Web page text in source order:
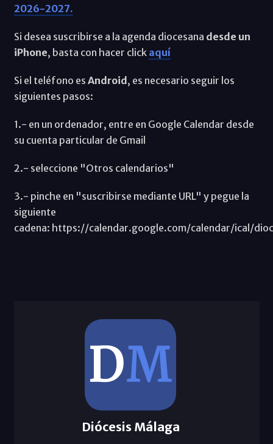
2026-2027.
Si desea suscribirse a la agenda diocesana desde un
iPhone, basta con hacer click aquí
Si el teléfono es Android, es necesario seguir los
siguientes pasos:
1.- en un ordenador, entre en Google Calendar desde
su cuenta particular de Gmail
2.- seleccione "Otros calendarios"
3.- pinche en "suscribirse mediante URL" y pegue la
siguiente
cadena: https://calendar.google.com/calendar/ical/
Diócesis Málaga